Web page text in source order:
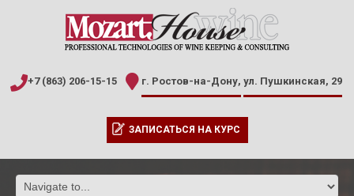
+7 (863) 206-15-15 г. Ростов-на-Дону, ул. Пушкинская, 29
ЗАПИСАТЬСЯ НА КУРС